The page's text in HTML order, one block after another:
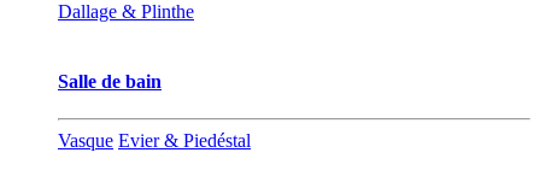
Dallage & Plinthe
Salle de bain
Vasque Evier & Piedéstal